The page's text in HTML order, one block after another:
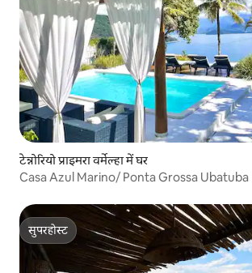
टेन्नोरियो प्राइमरा वर्मेल्हा में घर
Casa Azul Marino/ Ponta Grossa Ubatuba
सुपरहोस्ट
सुपरहोस्ट